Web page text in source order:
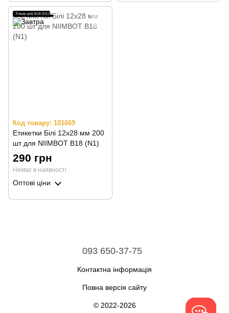
Тільки для B18 (N1)
Код товару: 101669
Етикетки Білі 12х28 мм 200
шт для NIIMBOT B18 (N1)
290 грн
Немає в наявності
Оптові ціни
093 650-37-75
Контактна інформація
Повна версія сайту
© 2022-2026